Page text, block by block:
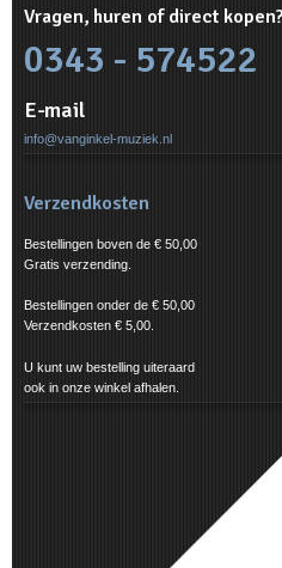
Vragen, huren of direct kopen?
0343 - 574522
E-mail
info@vanginkel-muziek.nl
Verzendkosten
Bestellingen boven de € 50,00
Gratis verzending.
Bestellingen onder de € 50,00
Verzendkosten € 5,00.
U kunt uw bestelling uiteraard
ook in onze winkel afhalen.